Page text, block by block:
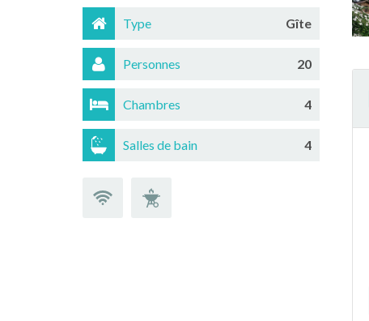
Type Gîte
Personnes 20
Chambres 4
Salles de bain 4